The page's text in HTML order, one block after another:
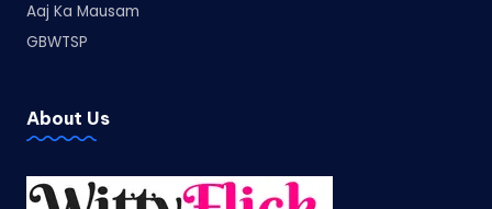
Aaj Ka Mausam
GBWTSP
About Us